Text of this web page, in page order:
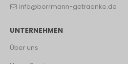
info@borrmann-getraenke.de
UNTERNEHMEN
Über uns